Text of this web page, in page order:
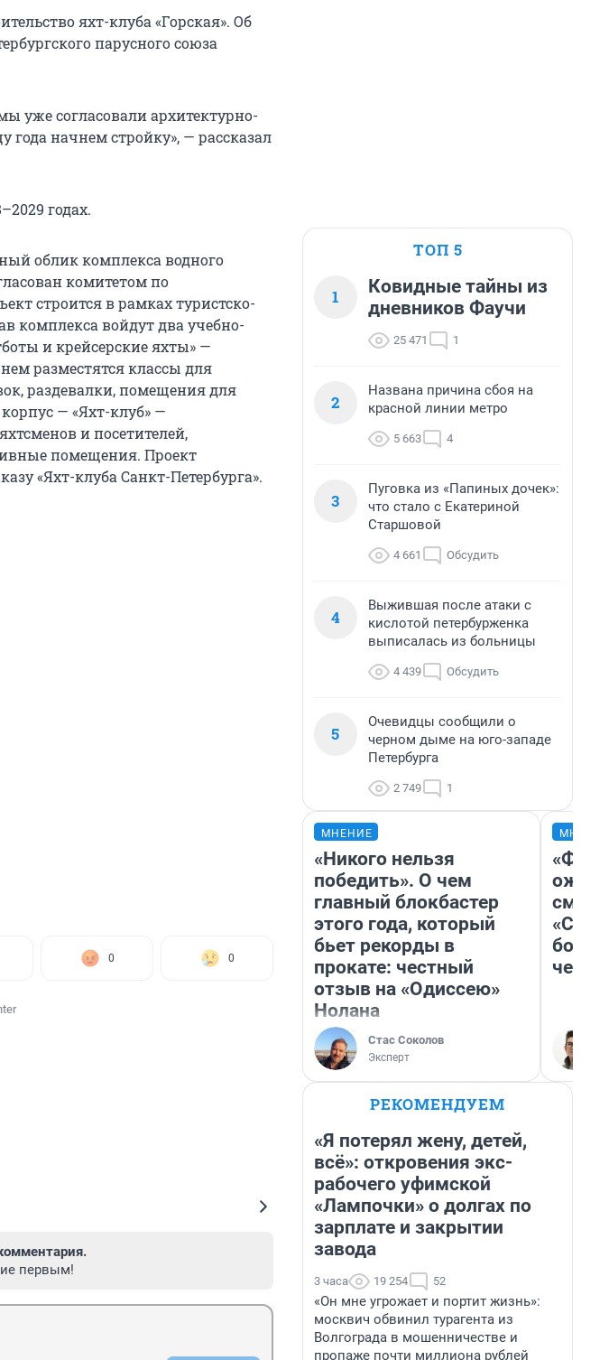
яхт-клуба «Горская». Об
парусного союза
уже согласовали архитектурно-
года начнем стройку», — рассказал
годах.
облик комплекса водного
комитетом по
строится в рамках туристско-
комплекса войдут два учебно-
и крейсерские яхты» —
разместятся классы для
раздевалки, помещения для
— «Яхт-клуб» —
и посетителей,
помещения. Проект
«Яхт-клуба Санкт-Петербурга».
0 0
первым!
ТОП 5
1
Ковидные тайны из
дневников Фаучи
25 471 1
2
Названа причина сбоя на
красной линии метро
5 663 4
3
Пуговка из «Папиных дочек»:
что стало с Екатериной
Старшовой
4 661 Обсудить
4
Выжившая после атаки с
кислотой петербурженка
выписалась из больницы
4 439 Обсудить
5
Очевидцы сообщили о
черном дыме на юго-западе
Петербурга
2 749 1
МНЕНИЕ
«Никого нельзя
победить». О чем
главный блокбастер
этого года, который
бьет рекорды в
прокате: честный
отзыв на «Одиссею»
Нолана
Стас Соколов
Эксперт
РЕКОМЕНДУЕМ
«Я потерял жену, детей,
всё»: откровения экс-
рабочего уфимской
«Лампочки» о долгах по
зарплате и закрытии
завода
3 часа 19 254 52
«Он мне угрожает и портит жизнь»:
москвич обвинил турагента из
Волгограда в мошенничестве и
пропаже почти миллиона рублей